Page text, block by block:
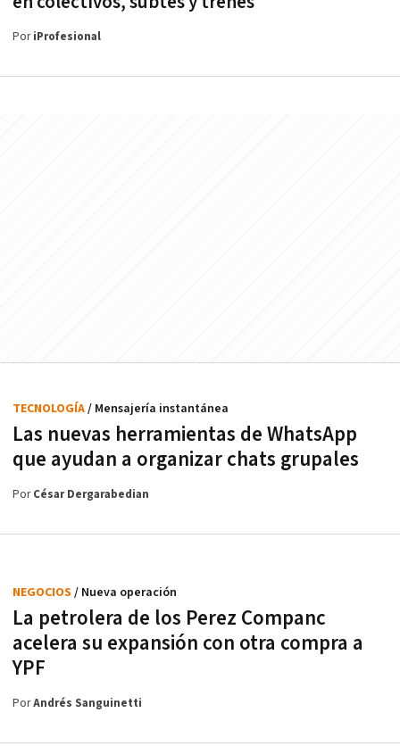
PoriProfesional
Las nuevas herramientas de WhatsApp
que ayudan a organizar chats grupales
TECNOLOGÍA/ Mensajería instantánea
PorCésar Dergarabedian
La petrolera de los Perez Companc
acelera su expansión con otra compra a
YPF
NEGOCIOS / Nueva operación
PorAndrés Sanguinetti